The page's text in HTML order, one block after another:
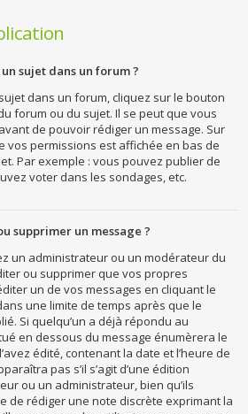
sujet dans un forum ?
dans un forum, cliquez sur le bouton
forum ou du sujet. Il se peut que vous
de pouvoir rédiger un message. Sur
vos permissions est affichée en bas de
Par exemple : vous pouvez publier de
voter dans les sondages, etc.
supprimer un message ?
un administrateur ou un modérateur du
ou supprimer que vos propres
un de vos messages en cliquant le
une limite de temps après que le
Si quelqu’un a déjà répondu au
en dessous du message énumèrera le
édité, contenant la date et l’heure de
pas s’il s’agit d’une édition
ou un administrateur, bien qu’ils
de rédiger une note discrète exprimant la